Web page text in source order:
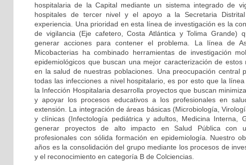
hospitalaria de la Capital mediante un sistema integrado de
hospitales de tercer nivel y el apoyo a la Secretaria
experiencia. Una prioridad en esta línea de investigación es la
de vigilancia (Eje cafetero, Costa Atlántica y Tolima Grande)
generar acciones para contener el problema. La línea de
Micobacterias ha combinado herramientas de investigación
epidemiológicos que buscan una mejor caracterización de
en la salud de nuestras poblaciones. Una preocupación central
todas las infecciones a nivel hospitalario, es por esto que la
la Infección Hospitalaria desarrolla proyectos que buscan
y apoyar los procesos educativos a los profesionales en
extensión. La integración de áreas básicas (Microbiología,
y clínicas (Infectología pediátrica y adultos, Medicina Interna,
generar proyectos de alto impacto en Salud Pública con
profesionales con sólida formación en epidemiología. Nuestro
años es la consolidación del grupo mediante los procesos de
y el reconocimiento en categoría B de Colciencias.